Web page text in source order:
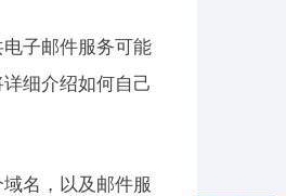
子邮件服务可能
细介绍如何自己
名，以及邮件服